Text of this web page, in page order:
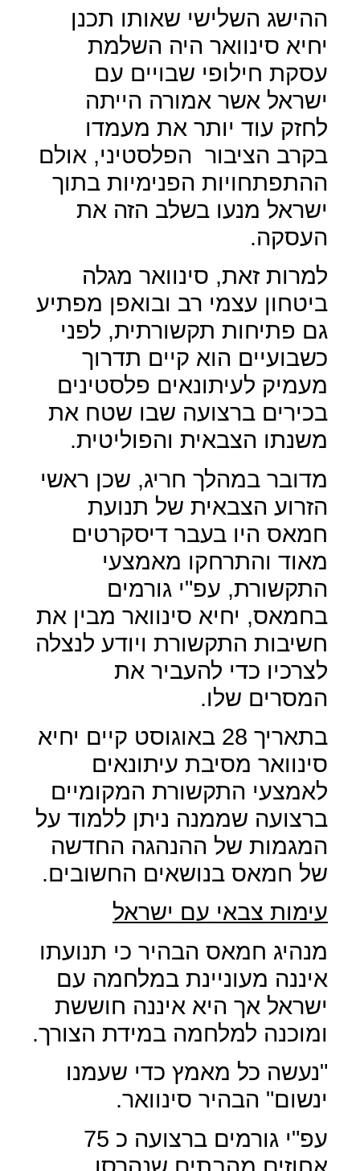
ההישג השלישי שאותו תכנן
יחיא סינוואר היה השלמת
עסקת חילופי שבויים עם
ישראל אשר אמורה הייתה
לחזק עוד יותר את מעמדו
בקרב הציבור הפלסטיני, אולם
ההתפתחויות הפנימיות בתוך
ישראל מנעו בשלב הזה את
העסקה.
למרות זאת, סינוואר מגלה
ביטחון עצמי רב ובואפן מפתיע
גם פתיחות תקשורתית, לפני
כשבועיים הוא קיים תדרוך
מעמיק לעיתונאים פלסטינים
בכירים ברצועה שבו שטח את
משנתו הצבאית והפוליטית.
מדובר במהלך חריג, שכן ראשי
הזרוע הצבאית של תנועת
חמאס היו בעבר דיסקרטים
מאוד והתרחקו מאמצעי
התקשורת, עפ"י גורמים
בחמאס, יחיא סינוואר מבין את
חשיבות התקשורת ויודע לנצלה
לצרכיו כדי להעביר את
המסרים שלו.
בתאריך 28 באוגוסט קיים יחיא
סינוואר מסיבת עיתונאים
לאמצעי התקשורת המקומיים
ברצועה שממנה ניתן ללמוד על
המגמות של ההנהגה החדשה
של חמאס בנושאים החשובים.
עימות צבאי עם ישראל
מנהיג חמאס הבהיר כי תנועתו
איננה מעוניינת במלחמה עם
ישראל אך היא איננה חוששת
ומוכנה למלחמה במידת הצורך.
"נעשה כל מאמץ כדי שעמנו
ינשום" הבהיר סינוואר.
עפ"י גורמים ברצועה כ 75
אחוזים מהבתים שנהרסו